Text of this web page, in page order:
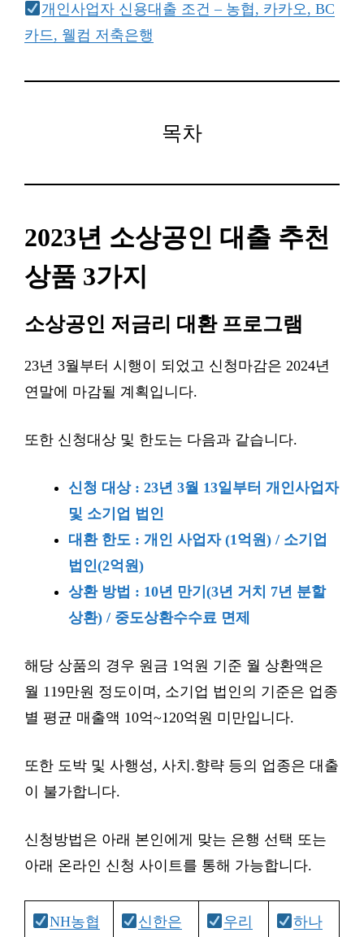
개인사업자 신용대출 조건 – 농협, 카카오, BC
카드, 웰컴 저축은행
목차
2023년 소상공인 대출 추천
상품 3가지
소상공인 저금리 대환 프로그램
23년 3월부터 시행이 되었고 신청마감은 2024년
연말에 마감될 계획입니다.
또한 신청대상 및 한도는 다음과 같습니다.
신청 대상 : 23년 3월 13일부터 개인사업자
및 소기업 법인
대환 한도 : 개인 사업자 (1억원) / 소기업
법인(2억원)
상환 방법 : 10년 만기(3년 거치 7년 분할
상환) / 중도상환수수료 면제
해당 상품의 경우 원금 1억원 기준 월 상환액은
월 119만원 정도이며, 소기업 법인의 기준은 업종
별 평균 매출액 10억~120억원 미만입니다.
또한 도박 및 사행성, 사치.향략 등의 업종은 대출
이 불가합니다.
신청방법은 아래 본인에게 맞는 은행 선택 또는
아래 온라인 신청 사이트를 통해 가능합니다.
NH농협
신한은
우리
하나